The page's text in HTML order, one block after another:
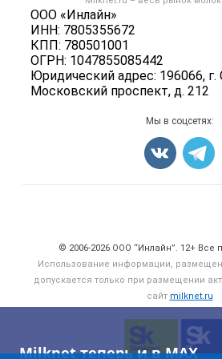
Milknet теперь и в MAX
ООО «Инлайн»
ИНН: 7805355672
КПП: 780501001
ОГРН: 1047855085442
Юридический адрес: 196066, г.
Московский проспект, д. 212
Политика обработкиОборудование
Карта объявлений
Мы в соцсетях:
© 2006‑2026 ООО “Инлайн”. 12+
Использование информации,
допускается только при размещении
сайт milknet.ru